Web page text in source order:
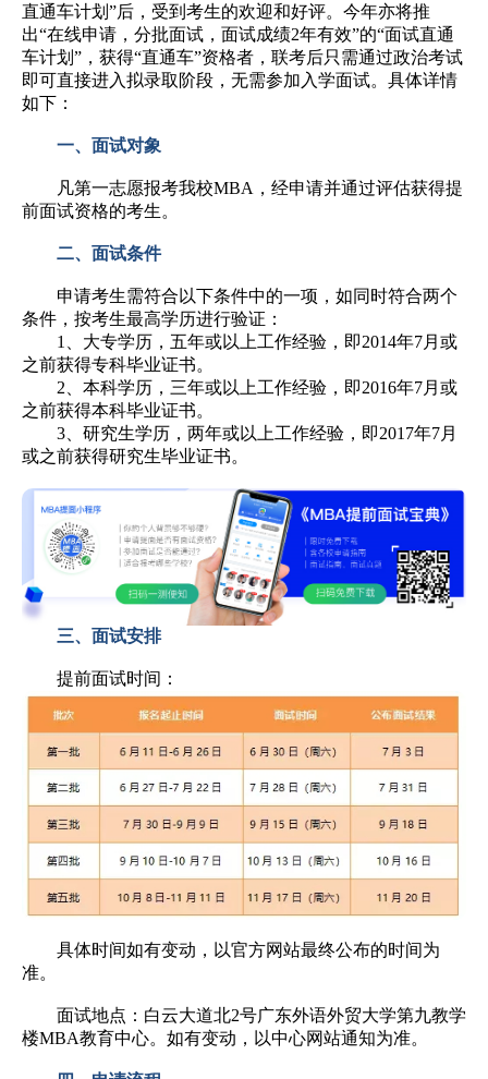
直通车计划”后，受到考生的欢迎和好评。今年亦将推
出“在线申请，分批面试，面试成绩2年有效”的“面试直通
车计划”，获得“直通车”资格者，联考后只需通过政治考试
即可直接进入拟录取阶段，无需参加入学面试。具体详情
如下：
一、面试对象
凡第一志愿报考我校MBA，经申请并通过评估获得提
前面试资格的考生。
二、面试条件
申请考生需符合以下条件中的一项，如同时符合两个
条件，按考生最高学历进行验证：
1、大专学历，五年或以上工作经验，即2014年7月或
之前获得专科毕业证书。
2、本科学历，三年或以上工作经验，即2016年7月或
之前获得本科毕业证书。
3、研究生学历，两年或以上工作经验，即2017年7月
或之前获得研究生毕业证书。
三、面试安排
提前面试时间：
具体时间如有变动，以官方网站最终公布的时间为
准。
面试地点：白云大道北2号广东外语外贸大学第九教学
楼MBA教育中心。如有变动，以中心网站通知为准。